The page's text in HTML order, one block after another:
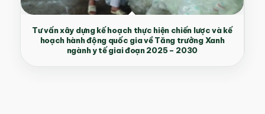
Tư vấn xây dựng kế hoạch thực hiện chiến lược và kế
hoạch hành động quốc gia về Tăng trưởng Xanh
ngành y tế giai đoạn 2025 – 2030